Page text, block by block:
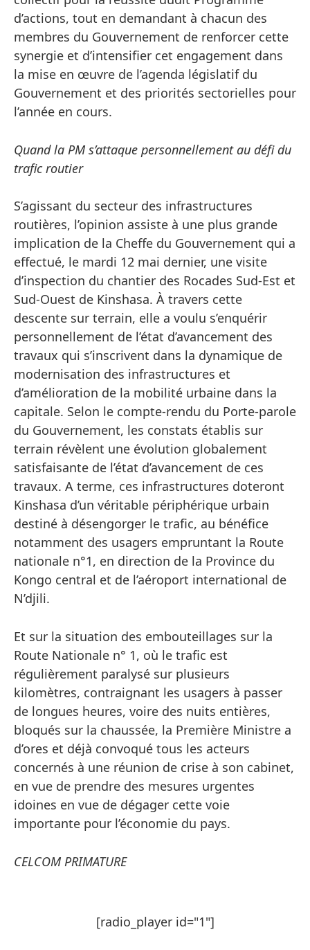
d’actions, tout en demandant à chacun des
membres du Gouvernement de renforcer cette
synergie et d’intensifier cet engagement dans
la mise en œuvre de l’agenda législatif du
Gouvernement et des priorités sectorielles pour
l’année en cours.
Quand la PM s’attaque personnellement au défi du
trafic routier
S’agissant du secteur des infrastructures
routières, l’opinion assiste à une plus grande
implication de la Cheffe du Gouvernement qui a
effectué, le mardi 12 mai dernier, une visite
d’inspection du chantier des Rocades Sud-Est et
Sud-Ouest de Kinshasa. À travers cette
descente sur terrain, elle a voulu s’enquérir
personnellement de l’état d’avancement des
travaux qui s’inscrivent dans la dynamique de
modernisation des infrastructures et
d’amélioration de la mobilité urbaine dans la
capitale. Selon le compte-rendu du Porte-parole
du Gouvernement, les constats établis sur
terrain révèlent une évolution globalement
satisfaisante de l’état d’avancement de ces
travaux. A terme, ces infrastructures doteront
Kinshasa d’un véritable périphérique urbain
destiné à désengorger le trafic, au bénéfice
notamment des usagers empruntant la Route
nationale n°1, en direction de la Province du
Kongo central et de l’aéroport international de
N’djili.
Et sur la situation des embouteillages sur la
Route Nationale n° 1, où le trafic est
régulièrement paralysé sur plusieurs
kilomètres, contraignant les usagers à passer
de longues heures, voire des nuits entières,
bloqués sur la chaussée, la Première Ministre a
d’ores et déjà convoqué tous les acteurs
concernés à une réunion de crise à son cabinet,
en vue de prendre des mesures urgentes
idoines en vue de dégager cette voie
importante pour l’économie du pays.
CELCOM PRIMATURE
[radio_player id="1"]